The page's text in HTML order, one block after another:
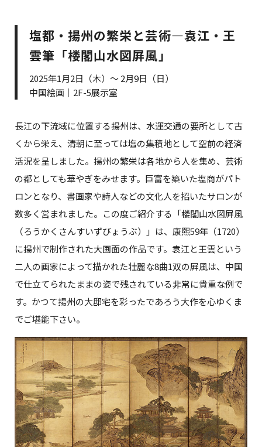
塩都・揚州の繁栄と芸術―袁江・王
雲筆「楼閣山水図屛風」
2025年1月2日（木）～ 2月9日（日）
中国絵画｜2F-5展示室
長江の下流域に位置する揚州は、水運交通の要所として古
くから栄え、清朝に至っては塩の集積地として空前の経済
活況を呈しました。揚州の繁栄は各地から人を集め、芸術
の都としても華やぎをみせます。巨富を築いた塩商がパト
ロンとなり、書画家や詩人などの文化人を招いたサロンが
数多く営まれました。この度ご紹介する「楼閣山水図屛風
（ろうかくさんすいずびょうぶ）」は、康煕59年（1720）
に揚州で制作された大画面の作品です。袁江と王雲という
二人の画家によって描かれた壮麗な8曲1双の屛風は、中国
で仕立てられたままの姿で残されている非常に貴重な例で
す。かつて揚州の大邸宅を彩ったであろう大作を心ゆくま
でご堪能下さい。